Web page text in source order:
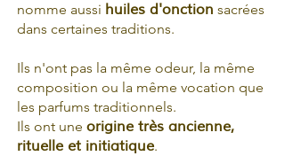
nomme aussi huiles d'onction sacrées
dans certaines traditions.
​Ils n'ont pas la même odeur, la même
composition ou la même vocation que
les parfums traditionnels.
Ils ont une origine très ancienne,
rituelle et initiatique.